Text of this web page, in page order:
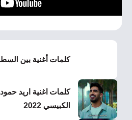
كلمات أغنية بين
كلمات اغنية اريد
الكبيسي 2022